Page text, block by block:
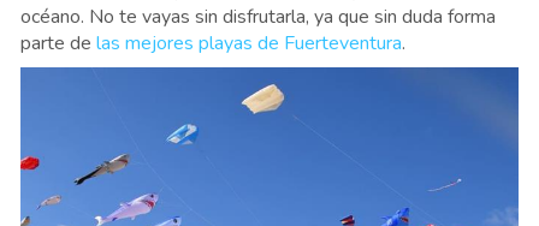
océano. No te vayas sin disfrutarla, ya que sin duda forma
parte de las mejores playas de Fuerteventura.